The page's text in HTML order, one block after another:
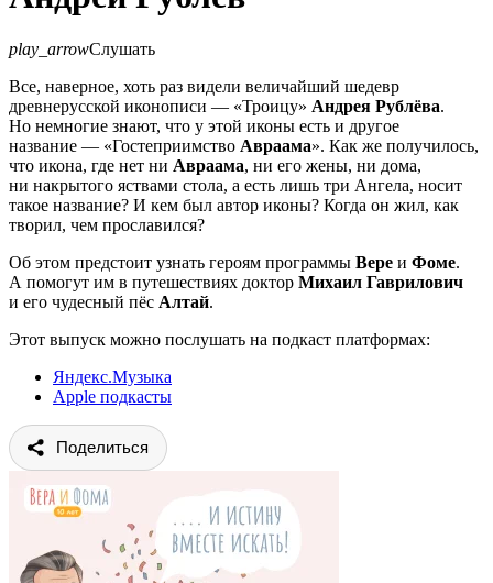
play_arrowСлушать
Все, наверное, хоть раз видели величайший шедевр
древнерусской иконописи — «Троицу» Андрея Рублёва.
Но немногие знают, что у этой иконы есть и другое
название — «Гостеприимство Авраама». Как же получилось,
что икона, где нет ни Авраама, ни его жены, ни дома,
ни накрытого яствами стола, а есть лишь три Ангела, носит
такое название? И кем был автор иконы? Когда он жил, как
творил, чем прославился?
Об этом предстоит узнать героям программы Вере и Фоме.
А помогут им в путешествиях доктор Михаил Гаврилович
и его чудесный пёс Алтай.
Этот выпуск можно послушать на подкаст платформах:
Яндекс.Музыка
Apple подкасты
Поделиться